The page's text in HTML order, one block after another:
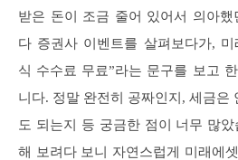
받은 돈이 조금 줄어 있어서 의아했
다 증권사 이벤트를 살펴보다가,
식 수수료 무료”라는 문구를 보고
니다. 정말 완전히 공짜인지, 세금은
도 되는지 등 궁금한 점이 너무 많았
해 보려다 보니 자연스럽게 미래에